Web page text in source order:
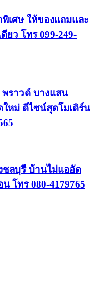
เศษ ให้ของแถมและ
ยว โทร 099-249-
ราวด์ บางแสน
หม่ ดีไซน์สุดโมเดิร์น
ชลบุรี บ้านไม่แออัด
โทร 080-4179765